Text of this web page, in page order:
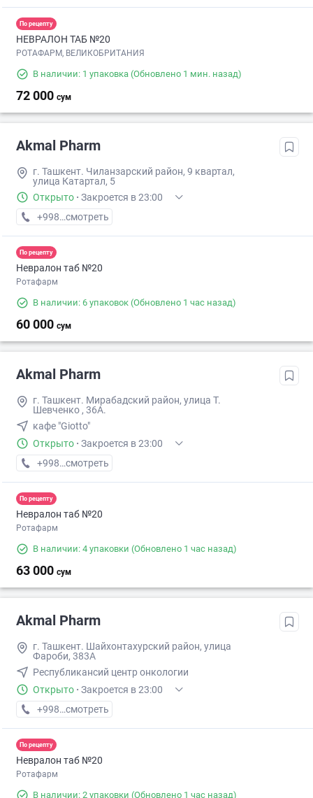
По рецепту
НЕВРАЛОН ТАБ №20
РОТАФАРМ, ВЕЛИКОБРИТАНИЯ
В наличии: 1 упаковка (Обновлено 1 мин. назад)
72 000 сум
Akmal Pharm
г. Ташкент. Чиланзарский район, 9 квартал,
улица Катартал, 5
Открыто · Закроется в 23:00
+998 (99) XXX-XX-XX
смотреть
По рецепту
Невралон таб №20
Ротафарм
В наличии: 6 упаковок (Обновлено 1 час назад)
60 000 сум
Akmal Pharm
г. Ташкент. Мирабадский район, улица Т.
Шевченко , 36А.
кафе "Giotto"
Открыто · Закроется в 23:00
+998 (99) XXX-XX-XX
смотреть
По рецепту
Невралон таб №20
Ротафарм
В наличии: 4 упаковки (Обновлено 1 час назад)
63 000 сум
Akmal Pharm
г. Ташкент. Шайхонтахурский район, улица
Фароби, 383А
Республикансий центр онкологии
Открыто · Закроется в 23:00
+998 (99) XXX-XX-XX
смотреть
По рецепту
Невралон таб №20
Ротафарм
В наличии: 2 упаковки (Обновлено 1 час назад)